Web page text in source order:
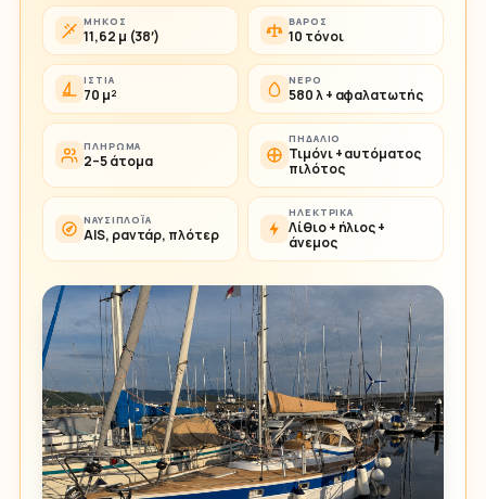
ΜΉΚΟΣ
11,62 μ (38′)
ΒΆΡΟΣ
10 τόνοι
ΙΣΤΊΑ
70 μ²
ΝΕΡΌ
580 λ + αφαλατωτής
ΠΛΉΡΩΜΑ
2–5 άτομα
ΠΗΔΆΛΙΟ
Τιμόνι + αυτόματος
πιλότος
ΝΑΥΣΙΠΛΟΪ́Α
AIS, ραντάρ, πλότερ
ΗΛΕΚΤΡΙΚΆ
Λίθιο + ήλιος +
άνεμος